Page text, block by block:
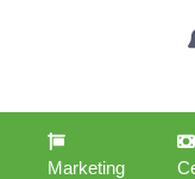
Marketing